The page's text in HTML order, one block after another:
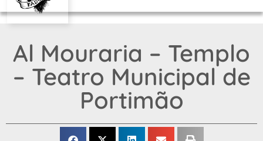
Al Mouraria – Templo
– Teatro Municipal de
Portimão